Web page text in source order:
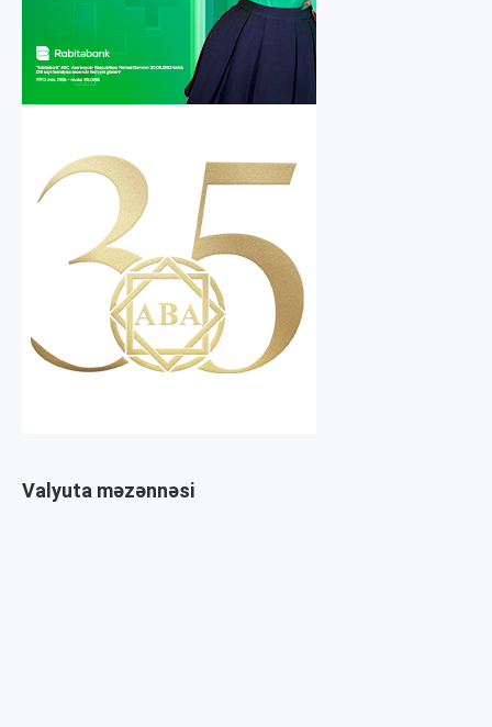
Valyuta məzənnəsi